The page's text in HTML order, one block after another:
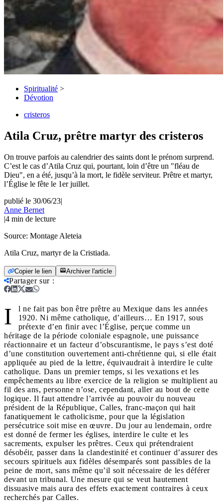
Spiritualité >
Dévotion
cristeros
Atila Cruz, prêtre martyr des cristeros
On trouve parfois au calendrier des saints dont le prénom surprend.
C’est le cas d’Atila Cruz qui, pourtant, loin d’être un "fléau de
Dieu", en a été, jusqu’à la mort, le fidèle serviteur. Prêtre et martyr,
l’Église le fête le 1er juillet.
publié le 30/06/23|
Anne Bernet
|4 min de lecture
Source: Montage Aleteia
Atila Cruz, martyr de la Cristiada.
Copier le lien Archiver l'article
Partager sur:
I
l ne fait pas bon être prêtre au Mexique dans les années
1920. Ni même catholique, d’ailleurs… En 1917, sous
prétexte d’en finir avec l’Église, perçue comme un
héritage de la période coloniale espagnole, une puissance
réactionnaire et un facteur d’obscurantisme, le pays s’est doté
d’une constitution ouvertement anti-chrétienne qui, si elle était
appliquée au pied de la lettre, équivaudrait à interdire le culte
catholique. Dans un premier temps, si les vexations et les
empêchements au libre exercice de la religion se multiplient au
fil des ans, personne n’ose, cependant, aller au bout de cette
logique. Il faut attendre l’arrivée au pouvoir du nouveau
président de la République, Calles, franc-maçon qui hait
fanatiquement le catholicisme, pour que la législation
persécutrice soit mise en œuvre. Du jour au lendemain, ordre
est donné de fermer les églises, interdire le culte et les
sacrements, expulser les prêtres. Ceux qui prétendraient
désobéir, passer dans la clandestinité et continuer d’assurer des
secours spirituels aux fidèles désemparés sont passibles de la
peine de mort, sans même qu’il soit nécessaire de les déférer
devant un tribunal. Une mesure qui se veut hautement
dissuasive mais aura des effets exactement contraires à ceux
recherchés par Calles.